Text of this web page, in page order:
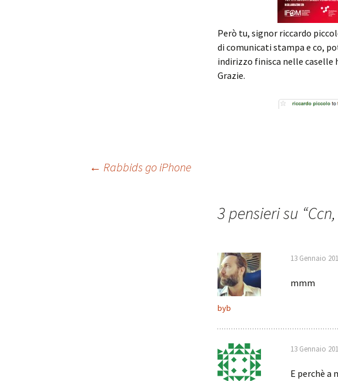
Però tu, signor riccardo
di comunicati stampa e co,
indirizzo finisca nelle
Grazie.
Navigazione
← Rabbids go iPhone
3 pensieri su “
byb
13 Gennaio
mmm
13 Gennaio
E perchè a